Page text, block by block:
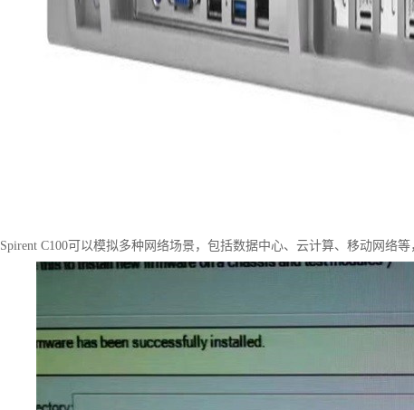
Spirent C100可以模拟多种网络场景，包括数据中心、云计算、移动网络